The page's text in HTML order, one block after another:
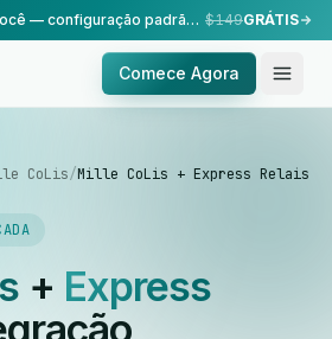
Configuração feita para você — configuração padrão, realizada pela nossa equipe. $149GRÁTIS
Comece Agora
CoLis/Mille CoLis + Express Relais
+ Express